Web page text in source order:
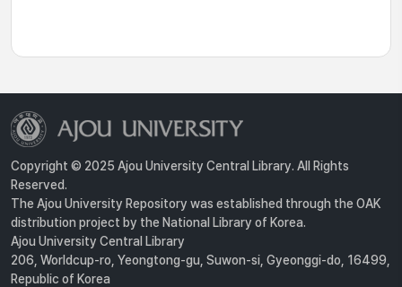
Copyright © 2025 Ajou University Central Library. All Rights
Reserved.
The Ajou University Repository was established through the OAK
distribution project by the National Library of Korea.
Ajou University Central Library
206, Worldcup-ro, Yeongtong-gu, Suwon-si, Gyeonggi-do, 16499,
Republic of Korea